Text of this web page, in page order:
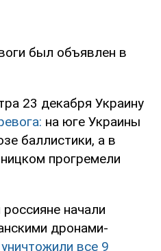
был объявлен в
23 декабря Украину
на юге Украины
баллистики, а в
прогремели
начали
дронами-
все 9